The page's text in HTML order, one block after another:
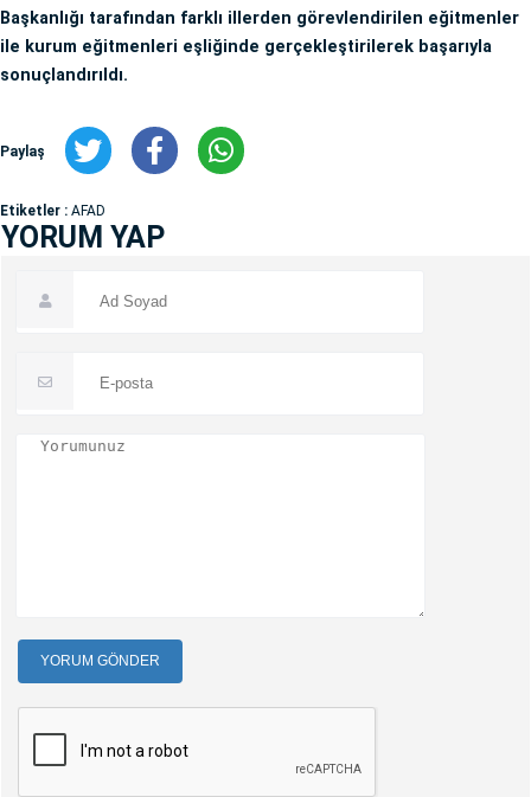
Başkanlığı tarafından farklı illerden görevlendirilen eğitmenler
ile kurum eğitmenleri eşliğinde gerçekleştirilerek başarıyla
sonuçlandırıldı.
Paylaş
Etiketler : AFAD
YORUM YAP
YORUM GÖNDER